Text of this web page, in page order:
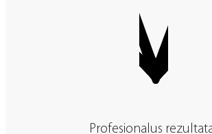
Profesionalus